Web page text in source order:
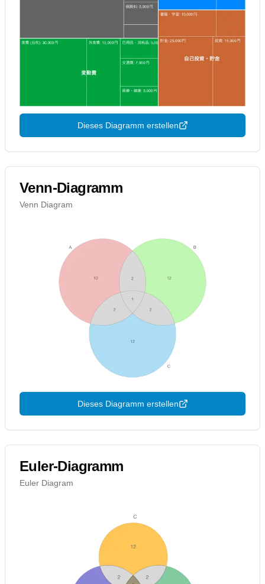
Dieses Diagramm erstellen
Venn-Diagramm
Venn Diagram
Dieses Diagramm erstellen
Euler-Diagramm
Euler Diagram